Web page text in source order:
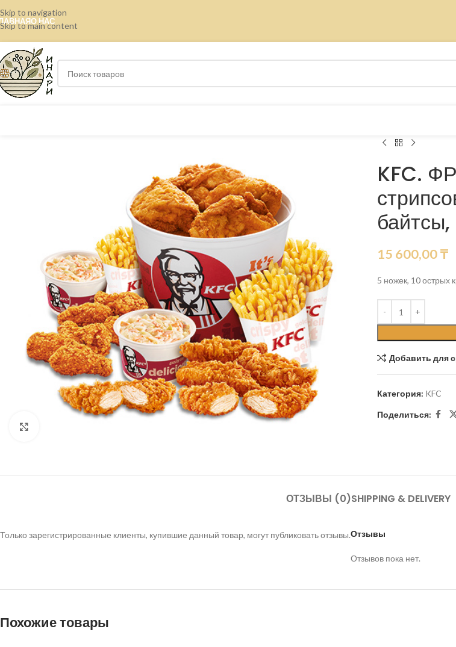
Skip to navigation
Skip to main content
О НАС
KFC.
15 600,00₸
5 ножек, 10 острых
Добавить для
Категория: KFC
Поделиться:
ОТЗЫВЫ (0)SHIPPING & DELIVERY
Отзывы
Отзывов пока нет.
Только зарегистрированные клиенты, купившие данный товар, могут публиковать отзывы.
Похожие товары